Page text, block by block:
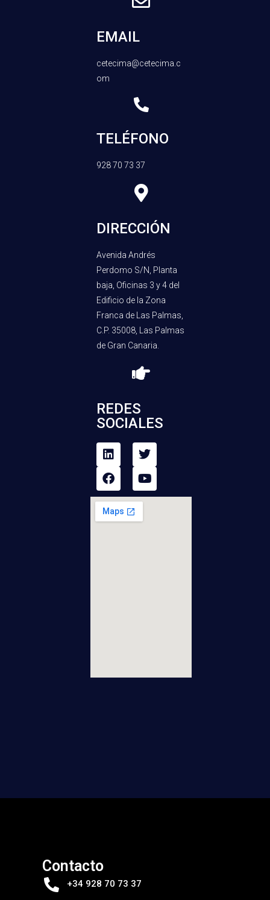
EMAIL
cetecima@cetecima.c
om
TELÉFONO
928 70 73 37
DIRECCIÓN
Avenida Andrés
Perdomo S/N, Planta
baja, Oficinas 3 y 4 del
Edificio de la Zona
Franca de Las Palmas,
C.P. 35008, Las Palmas
de Gran Canaria.
REDES
SOCIALES
Contacto
+34 928 70 73 37